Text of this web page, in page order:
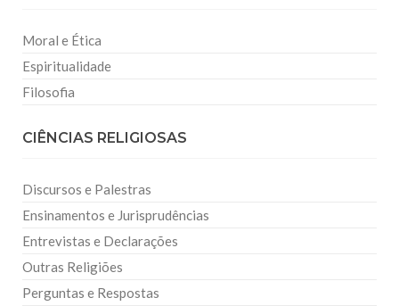
Moral e Ética
Espiritualidade
Filosofia
CIÊNCIAS RELIGIOSAS
Discursos e Palestras
Ensinamentos e Jurisprudências
Entrevistas e Declarações
Outras Religiões
Perguntas e Respostas